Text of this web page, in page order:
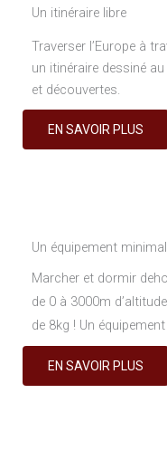
Un itinéraire libre
Traverser l’Europe à
un itinéraire dessiné
et découvertes.
EN SAVOIR PLUS
Un équipement
Marcher et dormir
de 0 à 3000m
de 8kg ! Un
EN SAVOIR PLUS